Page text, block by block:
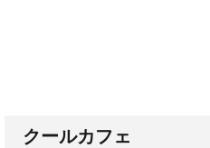
クールカフェ